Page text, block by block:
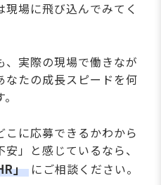
場に飛び込んでみてく
、実際の現場で働きなが
なたの成長スピードを何
こに応募できるかわから
」と感じているなら、
」 にご相談ください。